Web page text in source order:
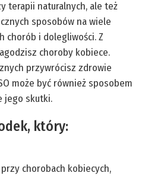
terapii naturalnych, ale też
sposobów na wiele
chorób i dolegliwości. Z
choroby kobiece.
przywrócisz zdrowie
może być również sposobem
jego skutki.
który:
chorobach kobiecych,